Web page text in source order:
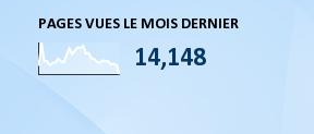
PAGES VUES LE MOIS DERNIER
14,148